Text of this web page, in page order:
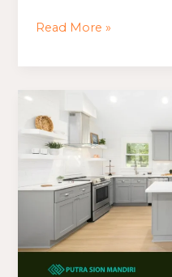
Read More »
Waktu
Terbaik
Mulai
Renovasi
Rumah
Medan?